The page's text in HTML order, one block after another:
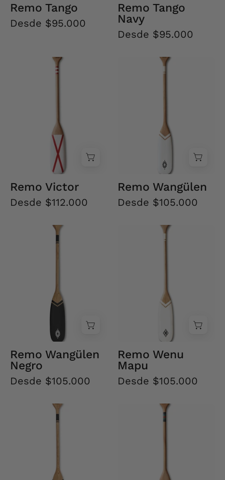
Remo Tango
Desde $95.000
Remo Tango
Navy
Desde $95.000
Remo
Victor
Remo Victor
Desde $112.000
Remo
Remo Wangülen
Desde $105.000
Remo
Wangülen
Remo Wangülen
Negro
Desde $105.000
Remo
Remo Wenu
Mapu
Desde $105.000
Remo
Wenu
Remo